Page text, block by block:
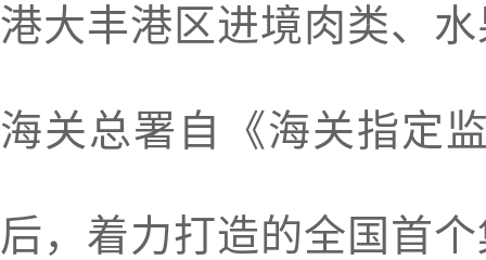
港大丰港区进境肉类、
海关总署自《海关指定
后，着力打造的全国首